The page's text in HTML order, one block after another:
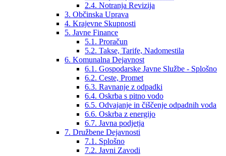
2.4. Notranja Revizija
3. Občinska Uprava
4. Krajevne Skupnosti
5. Javne Finance
5.1. Proračun
5.2. Takse, Tarife, Nadomestila
6. Komunalna Dejavnost
6.1. Gospodarske Javne Službe - Splošno
6.2. Ceste, Promet
6.3. Ravnanje z odpadki
6.4. Oskrba s pitno vodo
6.5. Odvajanje in čiščenje odpadnih voda
6.6. Oskrba z energijo
6.7. Javna podjetja
7. Družbene Dejavnosti
7.1. Splošno
7.2. Javni Zavodi